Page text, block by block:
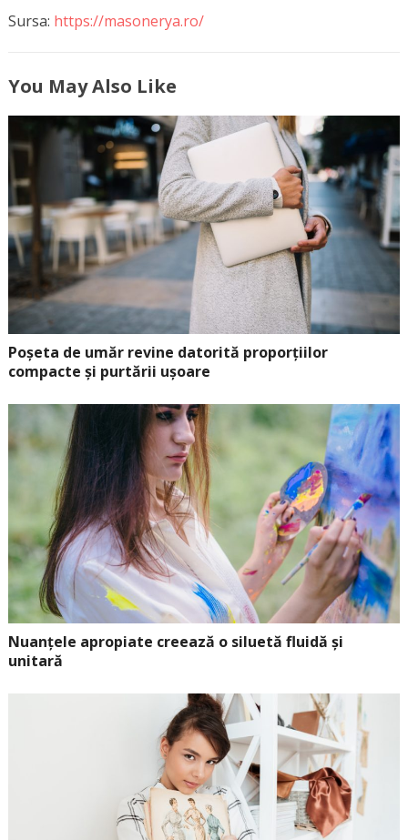
Sursa: https://masonerya.ro/
You May Also Like
Poșeta de umăr revine datorită proporțiilor
compacte și purtării ușoare
Nuanțele apropiate creează o siluetă fluidă și
unitară